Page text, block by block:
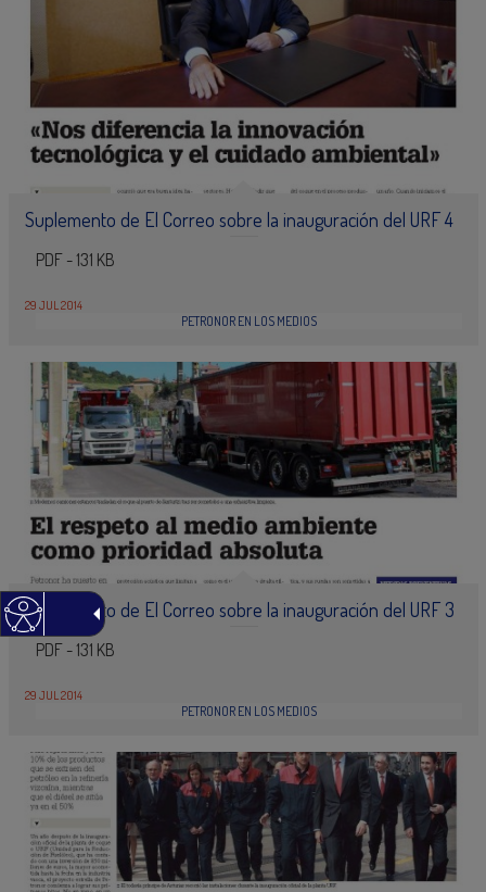
Suplemento de El Correo sobre la inauguración del URF 4
PDF - 131 KB
29 JUL 2014
PETRONOR EN LOS MEDIOS
Suplemento de El Correo sobre la inauguración del URF 3
PDF - 131 KB
29 JUL 2014
PETRONOR EN LOS MEDIOS